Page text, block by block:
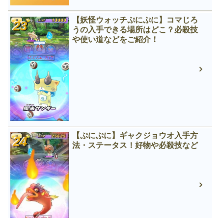
【妖怪ウォッチぷにぷに】コマじろ
うの入手できる場所はどこ？必殺技
や使い道などをご紹介！
【ぷにぷに】ギャクジョウオ入手方
法・ステータス！好物や必殺技など